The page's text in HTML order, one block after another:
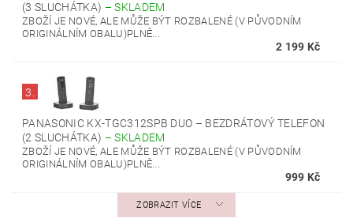
(3 SLUCHÁTKA) –SKLADEM
ZBOŽÍ JE NOVÉ, ALE MŮŽE BÝT ROZBALENÉ (V PŮVODNÍM
ORIGINÁLNÍM OBALU)PLNĚ...
2 199 Kč
3.
PANASONIC KX-TGC312SPB DUO – BEZDRÁTOVÝ TELEFON
(2 SLUCHÁTKA) –SKLADEM
ZBOŽÍ JE NOVÉ, ALE MŮŽE BÝT ROZBALENÉ (V PŮVODNÍM
ORIGINÁLNÍM OBALU)PLNĚ...
999 Kč
ZOBRAZIT VÍCE